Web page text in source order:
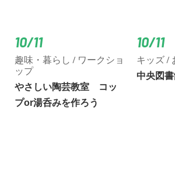
10/11
趣味・暮らし / ワークショ
ップ
やさしい陶芸教室 コッ
プor湯呑みを作ろう
10/11
キッズ /
中央図